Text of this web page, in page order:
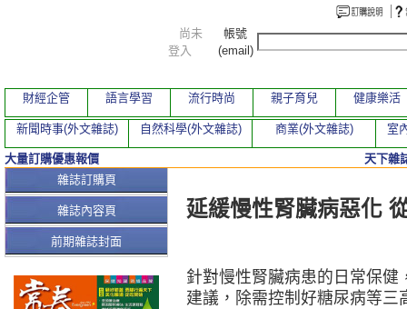
本期文章
延緩慢性腎臟病惡化
針對慢性腎臟病患的日常保
建議，除需控制好糖尿病等
雜誌訂購頁
雜誌內容頁
前期雜誌封面
尚未
登入
帳號
(email)
財經企管 語言學習 流行時尚 親子育兒 健康樂活
新聞時事(外文雜誌) 自然科學(外文雜誌) 商業(外文雜誌) 室
大量訂購優惠報價 天下雜